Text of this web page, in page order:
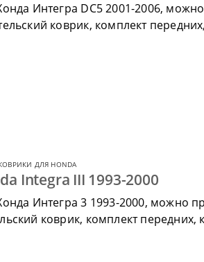
Интегра DC5 2001-2006,
коврик, комплект
ДЛЯ HONDA
Integra III 1993-2000
Интегра 3 1993-2000, можно
коврик, комплект передних,